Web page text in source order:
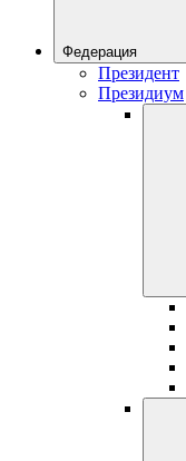
Федерация
Президент
Президиум